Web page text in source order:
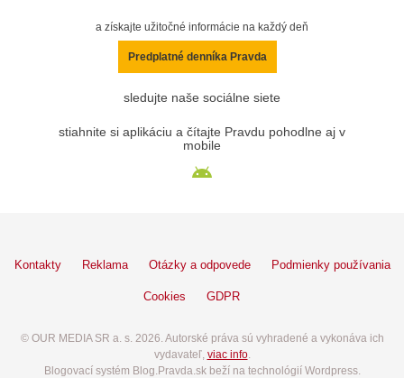
a získajte užitočné informácie na každý deň
Predplatné denníka Pravda
sledujte naše sociálne siete
stiahnite si aplikáciu a čítajte Pravdu pohodlne aj v
mobile
Kontakty Reklama Otázky a odpovede Podmienky používania
Cookies GDPR
© OUR MEDIA SR a. s. 2026. Autorské práva sú vyhradené a vykonáva ich
vydavateľ, viac info.
Blogovací systém Blog.Pravda.sk beží na technológií Wordpress.